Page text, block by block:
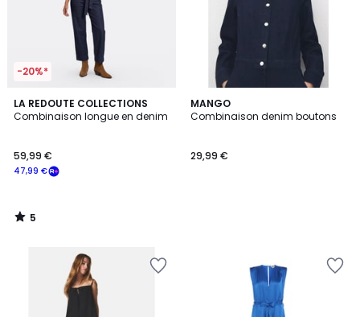
-20%*
LA REDOUTE COLLECTIONS
Combinaison longue en denim
47,99 €
59,99 €
5
/
5
/
MANGO
Combinaison denim boutons
29,99 €